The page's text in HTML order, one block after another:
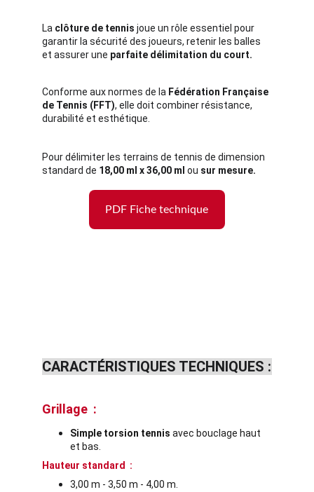
Grillage  :
Simple torsion tennis avec bouclage haut
et bas.
Hauteur standard  :
3,00 m - 3,50 m - 4,00 m.
La clôture de tennis joue un rôle essentiel pour
garantir la sécurité des joueurs, retenir les balles
et assurer une parfaite délimitation du court.
Conforme aux normes de la Fédération Française
de Tennis (FFT), elle doit combiner résistance,
durabilité et esthétique.
Pour délimiter les terrains de tennis de dimension
standard de 18,00 ml x 36,00 ml ou sur mesure.
CARACTÉRISTIQUES TECHNIQUES :
PDF Fiche technique